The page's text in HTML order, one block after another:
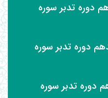
دوره تدبر سوره
هجدهم دوره تدبر سوره
دوره تدبر سوره